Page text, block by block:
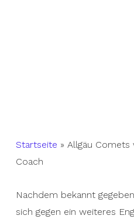
Startseite » Allgäu Comets
Coach
Nachdem bekannt
sich gegen ein weiteres